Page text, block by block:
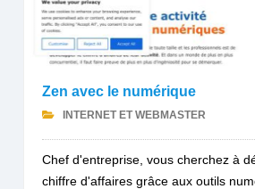
Zen avec le numérique
INTERNET ET WEBMASTER
Chef d'entreprise, vous cherchez à
chiffre d'affaires grâce aux outils